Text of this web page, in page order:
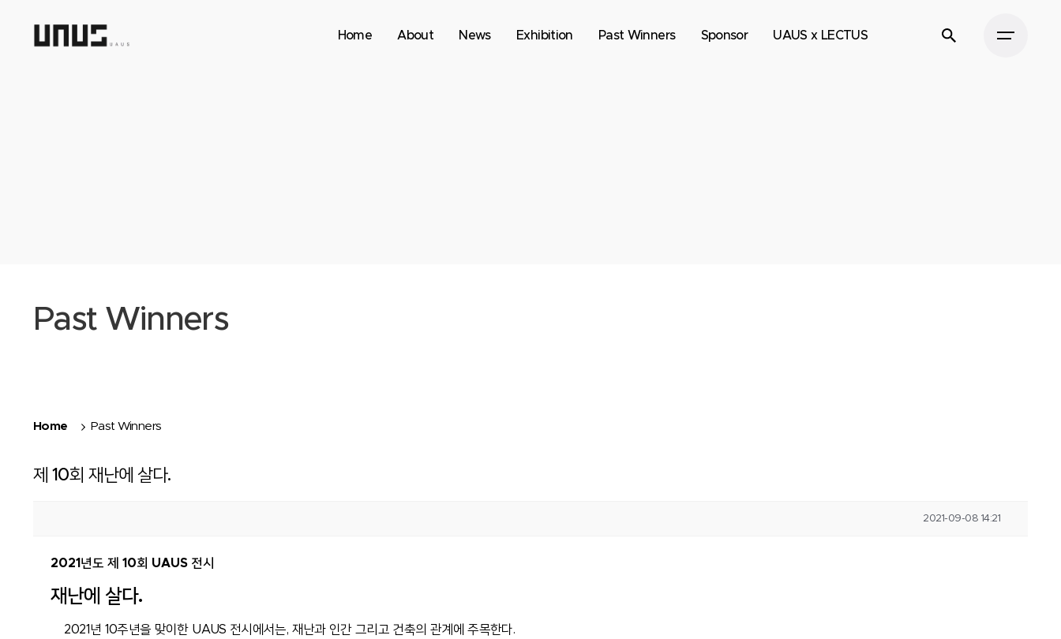
Home About News Exhibition Past Winners Sponsor UAUS x LECTUS
Past Winners
Home Past Winners
제 10회 재난에 살다.
2021-09-08 14:21
2021년도 제 10회 UAUS 전시
재난에 살다.
2021년 10주년을 맞이한 UAUS 전시에서는, 재난과 인간 그리고 건축의 관계에 주목한다.